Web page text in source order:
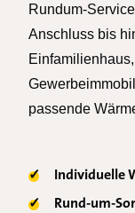
Rundum-
Anschluss bis
passende
✓
Individuelle
✓
Rund-um-